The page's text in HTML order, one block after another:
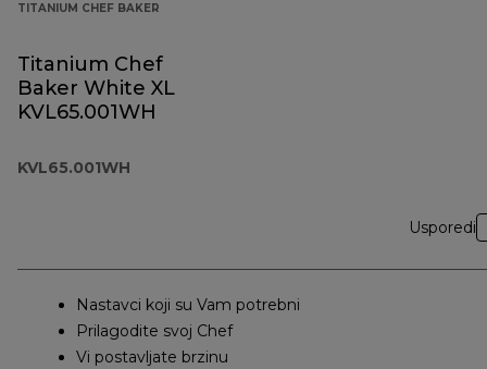
TITANIUM CHEF BAKER
Titanium Chef
Baker White XL
KVL65.001WH
KVL65.001WH
Usporedi
Nastavci koji su Vam potrebni
Prilagodite svoj Chef
Vi postavljate brzinu